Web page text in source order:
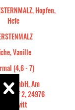
Hopfen,
Hefe
Vanille
(4,6 - 7)
Pint GmbH, Am
2, 24976
Handewitt